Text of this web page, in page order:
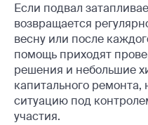
Если подвал
возвращается
весну или после
помощь приходят
решения и небольшие
капитального ремонта,
ситуацию под
участия.